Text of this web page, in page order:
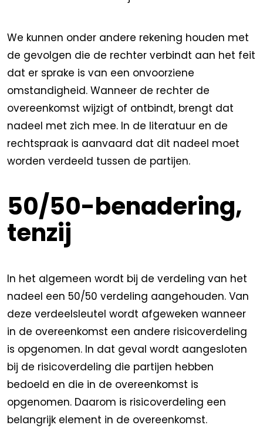
We kunnen onder andere rekening houden met
de gevolgen die de rechter verbindt aan het feit
dat er sprake is van een onvoorziene
omstandigheid. Wanneer de rechter de
overeenkomst wijzigt of ontbindt, brengt dat
nadeel met zich mee. In de literatuur en de
rechtspraak is aanvaard dat dit nadeel moet
worden verdeeld tussen de partijen.
50/50-benadering,
tenzij
In het algemeen wordt bij de verdeling van het
nadeel een 50/50 verdeling aangehouden. Van
deze verdeelsleutel wordt afgeweken wanneer
in de overeenkomst een andere risicoverdeling
is opgenomen. In dat geval wordt aangesloten
bij de risicoverdeling die partijen hebben
bedoeld en die in de overeenkomst is
opgenomen. Daarom is risicoverdeling een
belangrijk element in de overeenkomst.